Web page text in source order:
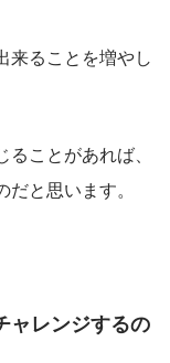
来ることを増やし
ことがあれば、
と思います。
ャレンジするの